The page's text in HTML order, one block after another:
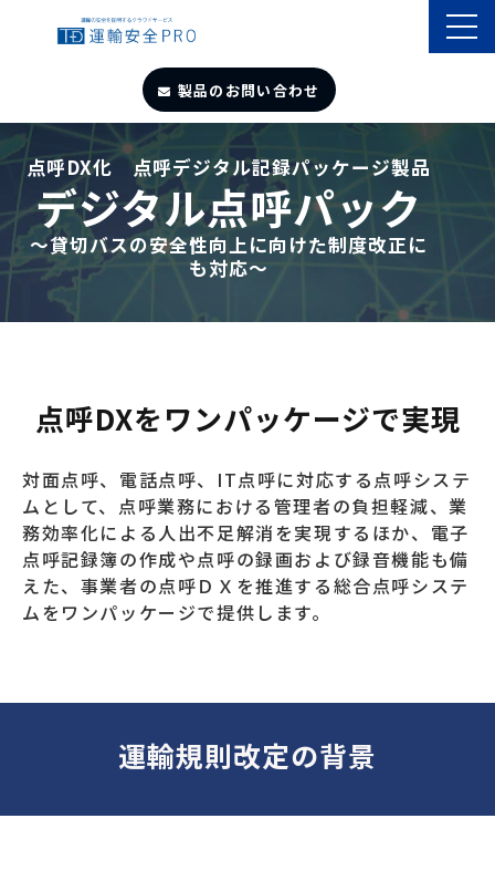
製品のお問い合わせ
TOP
導入事例
製品・サービス
遠隔点呼
お役立ちサイト
点呼DX化　点呼デジタル記録パッケージ製品
デジタル点呼パック
～貸切バスの安全性向上に向けた制度改正に
も対応～
点呼DXをワンパッケージで実現
対面点呼、電話点呼、IT点呼に対応する点呼システ
ムとして、点呼業務における管理者の負担軽減、業
務効率化による人出不足解消を実現するほか、電子
点呼記録簿の作成や点呼の録画および録音機能も備
えた、事業者の点呼ＤＸを推進する総合点呼システ
ムをワンパッケージで提供します。
運輸規則改定の背景